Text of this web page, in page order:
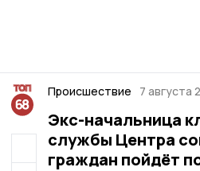
Происшествие 7 августа
Экс-начальница
службы Центра
граждан пойдёт